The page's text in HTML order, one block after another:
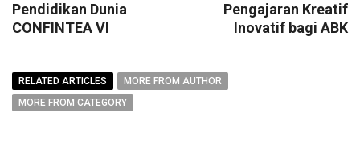
Pendidikan Dunia
CONFINTEA VI
Pengajaran Kreatif
Inovatif bagi ABK
RELATED ARTICLES
MORE FROM AUTHOR
MORE FROM CATEGORY